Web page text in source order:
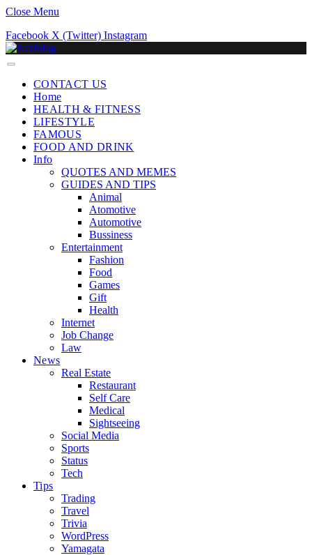
Close Menu
Facebook X (Twitter) Instagram
CONTACT US
Home
HEALTH & FITNESS
LIFESTYLE
FAMOUS
FOOD AND DRINK
Info
QUOTES AND MEMES
GUIDES AND TIPS
Animal
Atomotive
Automotive
Bussiness
Entertainment
Fashion
Food
Games
Gift
Health
Internet
Job Change
Law
News
Real Estate
Restaurant
Self Care
Medical
Sightseeing
Social Media
Sports
Status
Tech
Tips
Trading
Travel
Trivia
WordPress
Yamagata